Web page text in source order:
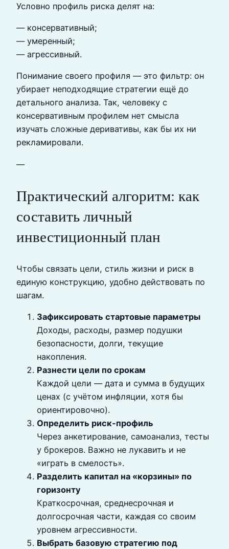
Условно профиль риска делят на:
— консервативный;
— умеренный;
— агрессивный.
Понимание своего профиля — это фильтр: он
убирает неподходящие стратегии ещё до
детального анализа. Так, человеку с
консервативным профилем нет смысла
изучать сложные деривативы, как бы их ни
рекламировали.
—
Практический алгоритм: как
составить личный
инвестиционный план
Чтобы связать цели, стиль жизни и риск в
единую конструкцию, удобно действовать по
шагам.
Зафиксировать стартовые параметры
Доходы, расходы, размер подушки
безопасности, долги, текущие
накопления.
Разнести цели по срокам
Каждой цели — дата и сумма в будущих
ценах (с учётом инфляции, хотя бы
ориентировочно).
Определить риск‑профиль
Через анкетирование, самоанализ, тесты
у брокеров. Важно не лукавить и не
«играть в смелость».
Разделить капитал на «корзины» по
горизонту
Краткосрочная, среднесрочная и
долгосрочная части, каждая со своим
уровнем агрессивности.
Выбрать базовую стратегию под